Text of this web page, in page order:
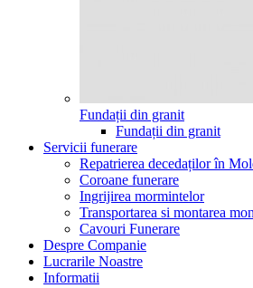
Fundații din granit
Fundații din granit
Servicii funerare
Repatrierea decedaților în
Coroane funerare
Ingrijirea mormintelor
Transportarea si montarea
Cavouri Funerare
Despre Companie
Lucrarile Noastre
Informatii